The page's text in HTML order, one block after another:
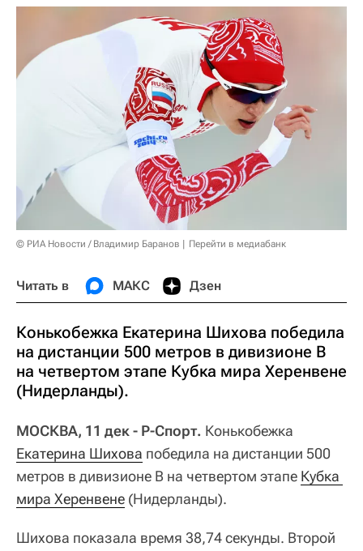
© РИА Новости / Владимир Баранов Перейти в медиабанк
Читать в МАКС Дзен
Конькобежка Екатерина Шихова победила
на дистанции 500 метров в дивизионе B
на четвертом этапе Кубка мира Херенвене
(Нидерланды).
МОСКВА, 11 дек - Р-Спорт. Конькобежка
Екатерина Шихова победила на дистанции 500
метров в дивизионе B на четвертом этапе Кубка
мира Херенвене (Нидерланды).
Шихова показала время 38,74 секунды. Второй